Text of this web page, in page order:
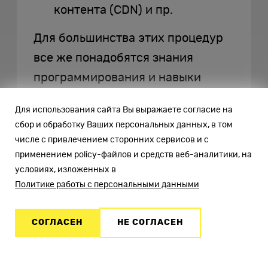
контента (CDN) и пр.
Для большинства этих процедур
все же понадобятся знания
программирования и навыки
но с некоторыми — например,
оптимизацией графического
контента — можно справиться
самому. В интернете есть
меняют формат и сжимают
фотографии.
Для использования сайта Вы выражаете согласие на
сбор и обработку Ваших персональных данных, в том
числе с привлечением сторонних сервисов и с
применением policy-файлов и средств веб-аналитики, на
условиях, изложенных в
Политике работы с персональными данными
СОГЛАСЕН НЕ СОГЛАСЕН